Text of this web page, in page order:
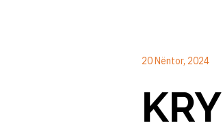
20 Nëntor, 2024